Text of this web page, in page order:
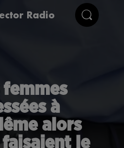
Radio
à
alors
faisaient le